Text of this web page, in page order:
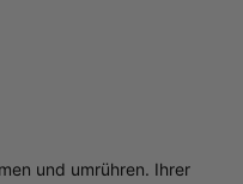
und umrühren. Ihrer